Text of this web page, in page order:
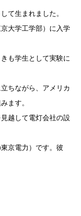
て生まれました。
大学工学部）に入学
も学生として実験に
ちながら、アメリカ
ます。
越して電灯会社の設
京電力）です。彼